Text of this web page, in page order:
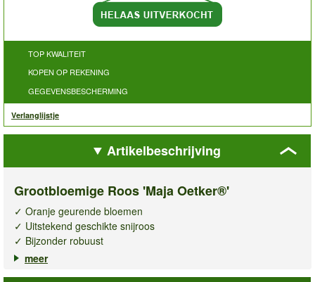
TOP KWALITEIT
KOPEN OP REKENING
GEGEVENSBESCHERMING
Verlanglijstje
Artikelbeschrijving
Grootbloemige Roos 'Maja Oetker®'
✓ Oranje geurende bloemen
✓ Uitstekend geschikte snijroos
✓ Bijzonder robuust
Deze elegante
teleurstellen! De oranje kleur van de geurende bloemen steekt
meer